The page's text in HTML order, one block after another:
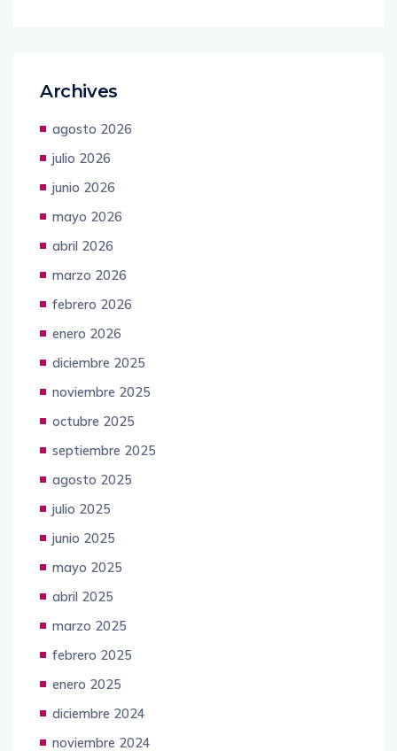
Archives
agosto 2026
julio 2026
junio 2026
mayo 2026
abril 2026
marzo 2026
febrero 2026
enero 2026
diciembre 2025
noviembre 2025
octubre 2025
septiembre 2025
agosto 2025
julio 2025
junio 2025
mayo 2025
abril 2025
marzo 2025
febrero 2025
enero 2025
diciembre 2024
noviembre 2024